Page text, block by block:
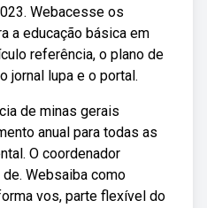
Webacesse os
a educação básica em
referência, o plano de
jornal lupa e o portal.
de minas gerais
anual para todas as
O coordenador
Websaiba como
vos, parte flexível do